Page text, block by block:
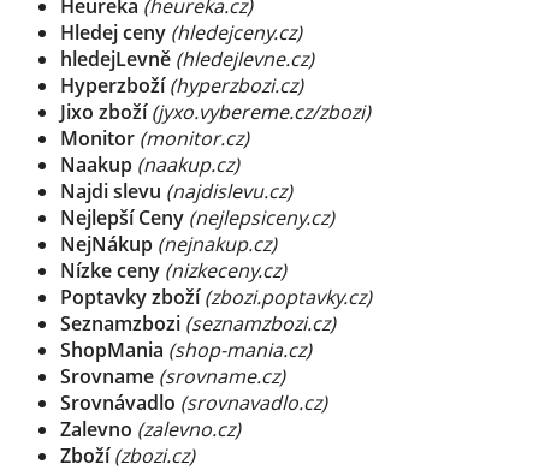
Heureka (heureka.cz)
Hledej ceny (hledejceny.cz)
hledejLevně (hledejlevne.cz)
Hyperzboží (hyperzbozi.cz)
Jixo zboží (jyxo.vybereme.cz/zbozi)
Monitor (monitor.cz)
Naakup (naakup.cz)
Najdi slevu (najdislevu.cz)
Nejlepší Ceny (nejlepsiceny.cz)
NejNákup (nejnakup.cz)
Nízke ceny (nizkeceny.cz)
Poptavky zboží (zbozi.poptavky.cz)
Seznamzbozi (seznamzbozi.cz)
ShopMania (shop-mania.cz)
Srovname (srovname.cz)
Srovnávadlo (srovnavadlo.cz)
Zalevno (zalevno.cz)
Zboží (zbozi.cz)